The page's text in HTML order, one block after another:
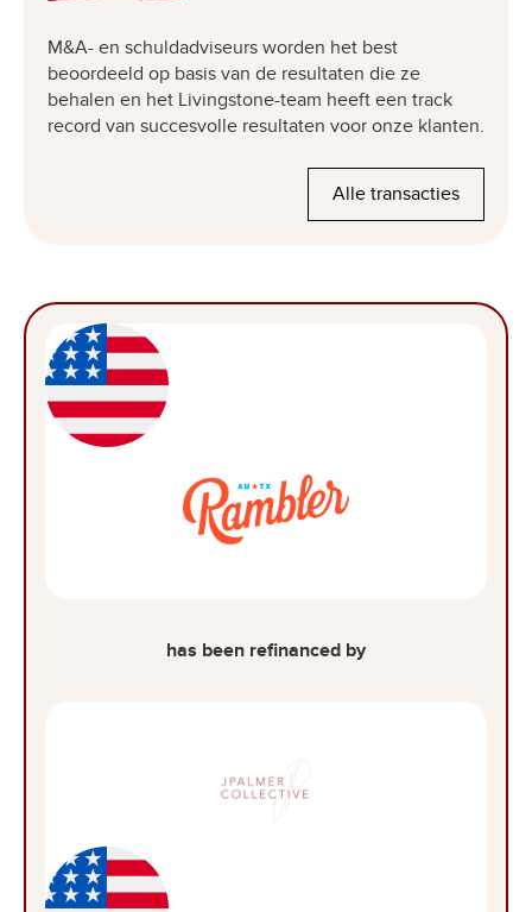
M&A- en schuldadviseurs worden het best
beoordeeld op basis van de resultaten die ze
behalen en het Livingstone-team heeft een track
record van succesvolle resultaten voor onze klanten.
Alle transacties
has been refinanced by